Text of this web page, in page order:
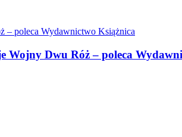
Wojny Dwu Róż – poleca